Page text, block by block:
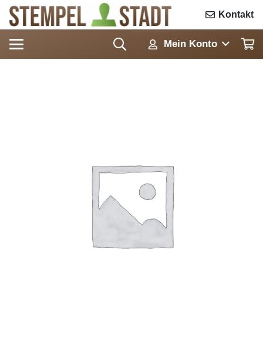
Kontakt
Mein Konto